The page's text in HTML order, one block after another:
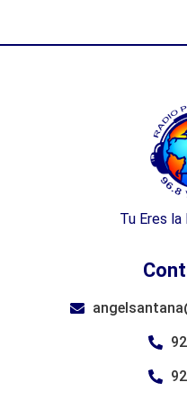
Tu Eres la